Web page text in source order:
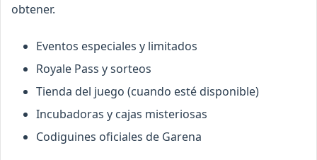
obtener.
Eventos especiales y limitados
Royale Pass y sorteos
Tienda del juego (cuando esté disponible)
Incubadoras y cajas misteriosas
Codiguines oficiales de Garena